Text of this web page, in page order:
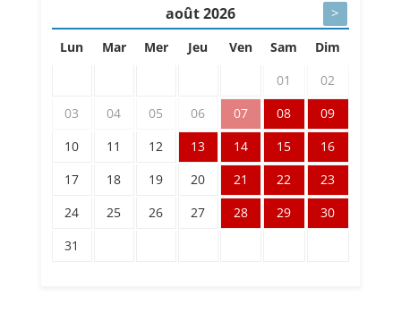
août2026 >
Lun Mar Mer Jeu Ven Sam
Dim
01
02
03
04 05 06 07 08
09
10
11 12 13 14 15
16
17
18 19 20 21 22
23
24
25 26 27 28 29
30
31